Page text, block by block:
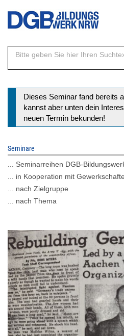
Direkt
Inhalt
Statusmeldung
Dieses Seminar fand bereits
kannst aber unten dein
neuen Termin bekunden!
Seminare
... Seminarreihen DGB-
... in Kooperation mit
... nach Zielgruppe
... nach Thema